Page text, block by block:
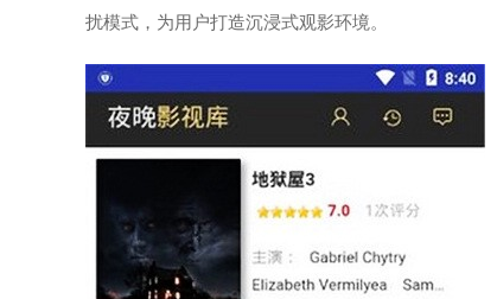
扰模式，为用户打造沉浸式观影环境。